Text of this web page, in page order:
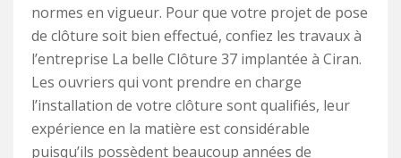
normes en vigueur. Pour que votre projet de pose
de clôture soit bien effectué, confiez les travaux à
l’entreprise La belle Clôture 37 implantée à Ciran.
Les ouvriers qui vont prendre en charge
l’installation de votre clôture sont qualifiés, leur
expérience en la matière est considérable
puisqu’ils possèdent beaucoup années de